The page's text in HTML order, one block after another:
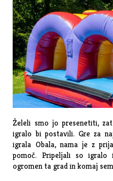
Želeli smo jo presenetiti,
igralo bi postavili. Gre za
igrala Obala, nama je z
pomoč. Pripeljali so
ogromen ta grad in komaj